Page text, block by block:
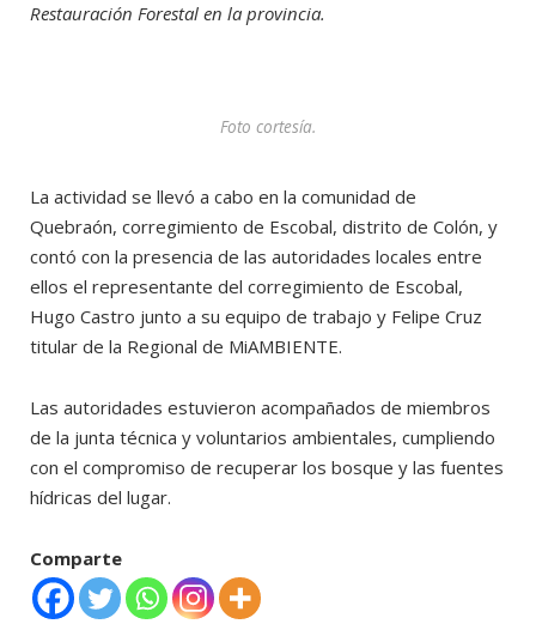
Restauración Forestal en la provincia.
Foto cortesía.
La actividad se llevó a cabo en la comunidad de
Quebraón, corregimiento de Escobal, distrito de Colón, y
contó con la presencia de las autoridades locales entre
ellos el representante del corregimiento de Escobal,
Hugo Castro junto a su equipo de trabajo y Felipe Cruz
titular de la Regional de MiAMBIENTE.
Las autoridades estuvieron acompañados de miembros
de la junta técnica y voluntarios ambientales, cumpliendo
con el compromiso de recuperar los bosque y las fuentes
hídricas del lugar.
Comparte